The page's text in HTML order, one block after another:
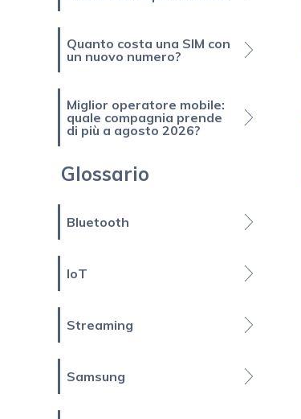
Quanto costa una SIM con
un nuovo numero?
Miglior operatore mobile:
quale compagnia prende
di più a agosto 2026?
Glossario
Bluetooth
IoT
Streaming
Samsung